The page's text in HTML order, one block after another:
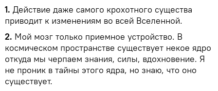
1. Действие даже самого крохотного существа
приводит к изменениям во всей Вселенной.
2. Мой мозг только приемное устройство. В
космическом пространстве существует некое ядро
откуда мы черпаем знания, силы, вдохновение. Я
не проник в тайны этого ядра, но знаю, что оно
существует.